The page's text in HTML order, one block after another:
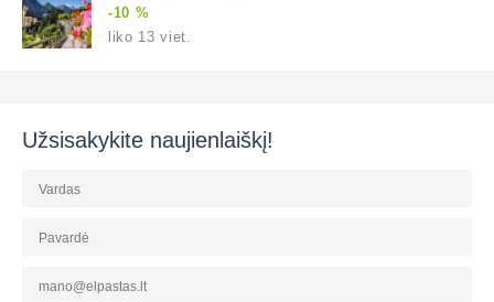
-10 %
liko 13 viet.
Užsisakykite naujienlaiškį!